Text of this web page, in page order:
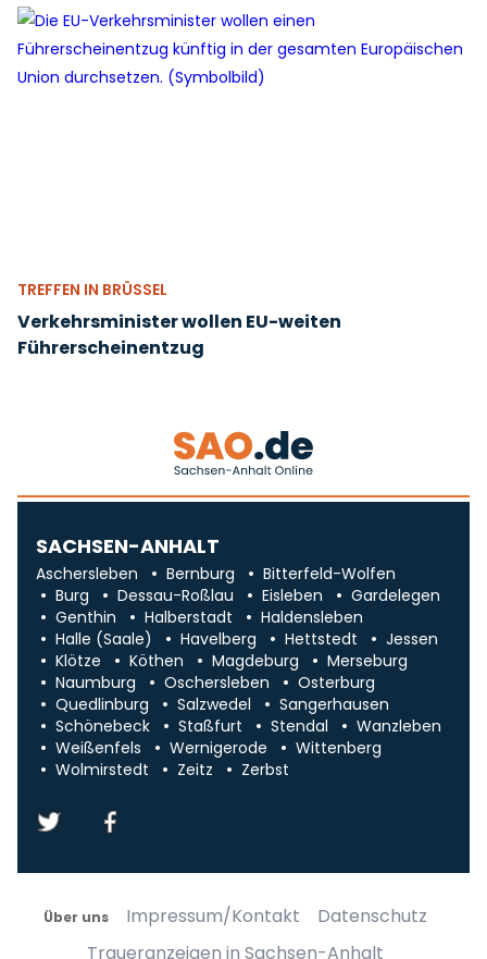
TREFFEN IN BRÜSSEL
Verkehrsminister wollen EU-weiten
Führerscheinentzug
SACHSEN-ANHALT
Aschersleben Bernburg
Bitterfeld-Wolfen
Burg
Dessau-Roßlau Eisleben
Gardelegen
Genthin
Halberstadt
Haldensleben
Halle (Saale)
Havelberg Hettstedt
Jessen
Klötze
Köthen Magdeburg
Merseburg
Naumburg
Oschersleben
Osterburg
Quedlinburg
Salzwedel
Sangerhausen
Schönebeck
Staßfurt Stendal
Wanzleben
Weißenfels
Wernigerode
Wittenberg
Wolmirstedt
Zeitz Zerbst
Über uns Impressum/Kontakt
Datenschutz
Traueranzeigen in Sachsen-Anhalt